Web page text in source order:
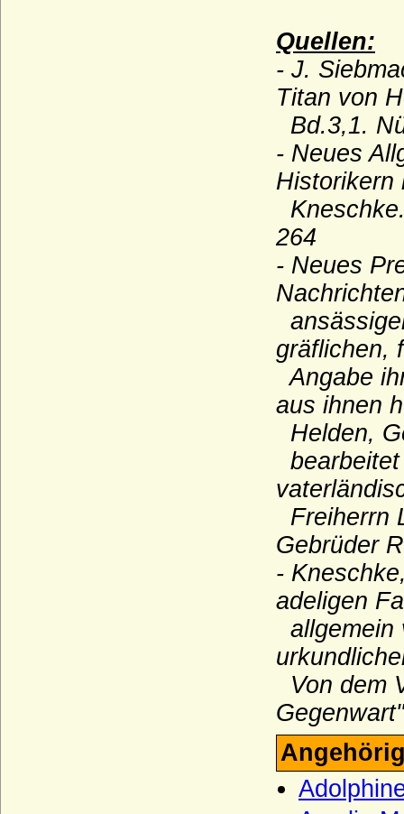
Quellen:
- J.
Titan von
Bd.3,1.
- Neues
Historikern
264
- Neues
gräflichen,
Angabe
aus ihnen
Helden,
Freiherrn
Gebrüder
-
adeligen
allgemein
Von dem